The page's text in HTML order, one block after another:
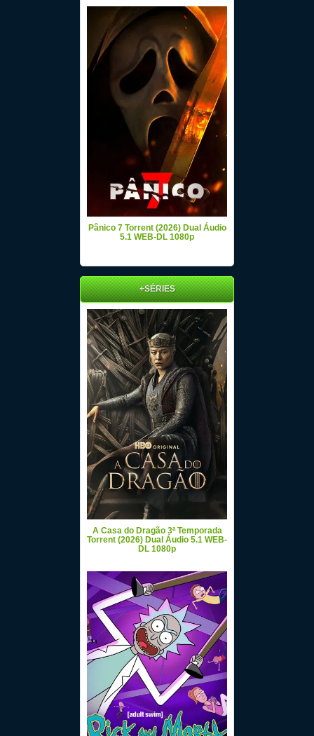
Pânico 7 Torrent (2026) Dual Áudio
5.1 WEB-DL 1080p
+SÉRIES
A Casa do Dragão 3ª Temporada
Torrent (2026) Dual Áudio 5.1 WEB-
DL 1080p